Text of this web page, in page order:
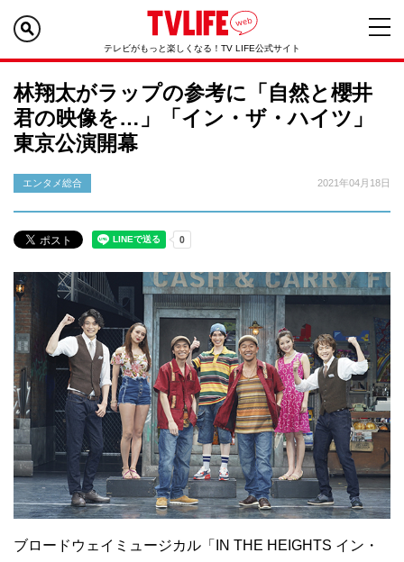
テレビがもっと楽しくなる！TV LIFE公式サイト
林翔太がラップの参考に「自然と櫻井
君の映像を…」「イン・ザ・ハイツ」
東京公演開幕
エンタメ総合 2021年04月18日
ブロードウェイミュージカル「IN THE HEIGHTS イン・